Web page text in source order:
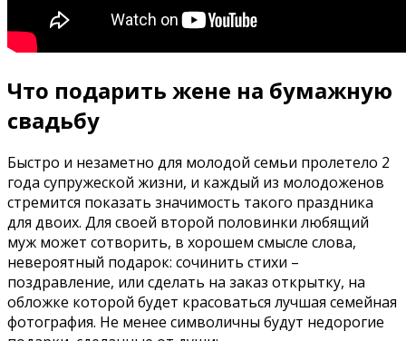
Что подарить жене на бумажную
свадьбу
Быстро и незаметно для молодой семьи пролетело 2
года супружеской жизни, и каждый из молодоженов
стремится показать значимость такого праздника
для двоих. Для своей второй половинки любящий
муж может сотворить, в хорошем смысле слова,
невероятный подарок: сочинить стихи –
поздравление, или сделать на заказ открытку, на
обложке которой будет красоваться лучшая семейная
фотография. Не менее символичны будут недорогие